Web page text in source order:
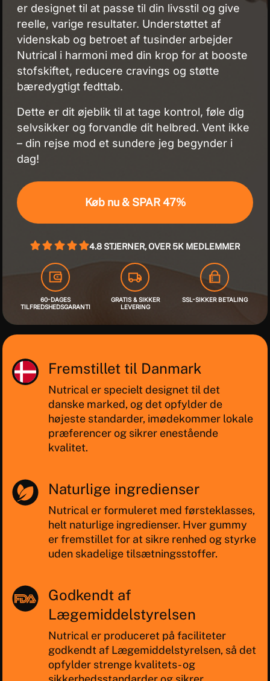
er designet til at passe til din livsstil og give
reelle, varige resultater. Understøttet af
videnskab og betroet af tusinder arbejder
Nutrical i harmoni med din krop for at booste
stofskiftet, reducere cravings og støtte
bæredygtigt fedttab.
Dette er dit øjeblik til at tage kontrol, føle dig
selvsikker og forvandle dit helbred. Vent ikke
– din rejse mod et sundere jeg begynder i
dag!
Køb nu & SPAR 47%
4.8 STJERNER, OVER 5K MEDLEMMER
60-DAGES
TILFREDSHEDSGARANTI
GRATIS & SIKKER
LEVERING
SSL-SIKKER BETALING
Fremstillet til Danmark
Nutrical er specielt designet til det
danske marked, og det opfylder de
højeste standarder, imødekommer lokale
præferencer og sikrer enestående
kvalitet.
Naturlige ingredienser
Nutrical er formuleret med førsteklasses,
helt naturlige ingredienser. Hver gummy
er fremstillet for at sikre renhed og styrke
uden skadelige tilsætningsstoffer.
Godkendt af
Lægemiddelstyrelsen
Nutrical er produceret på faciliteter
godkendt af Lægemiddelstyrelsen, så det
opfylder strenge kvalitets- og